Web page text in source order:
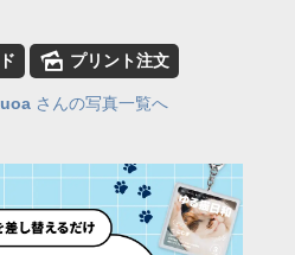
🌄 プリント注文
さんの写真一覧へ